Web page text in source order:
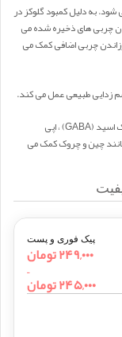
به دلیل کمبود گلوکز در
چربی های ذخیره شده می
چربی اضافی کمک می
زدایی طبیعی عمل می کند.
دانه های قهوه سبز سرشار از ترکیباتی مانند گاما-آمینوبوتیریک اسید (GABA) ، اپی
مانند چین و چروک کمک می
پیک فوری و پست
۲۴۹,۰۰۰تومان
–
۲۴۵,۰۰۰تومان